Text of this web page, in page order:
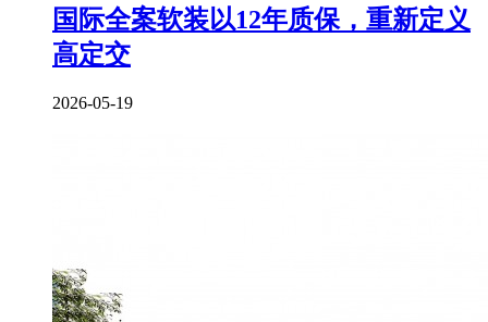
国际全案软装以12年质保，重新定义
高定交
2026-05-19